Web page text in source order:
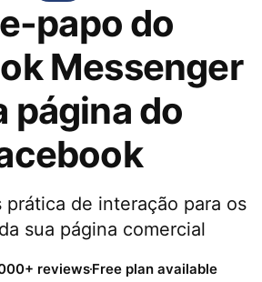
papo do
Messenger
página do
prática de interação para os
sua página comercial
reviewsFree plan available